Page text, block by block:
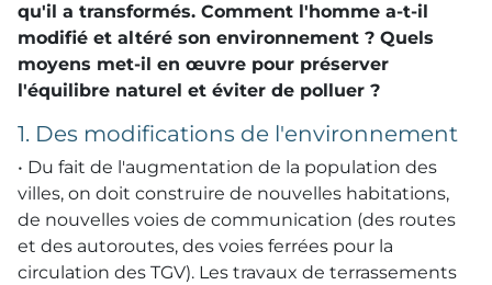
qu'il a transformés. Comment l'homme a-t-il
modifié et altéré son environnement ? Quels
moyens met-il en œuvre pour préserver
l'équilibre naturel et éviter de polluer ?
1. Des modifications de l'environnement
• Du fait de l'augmentation de la population des
villes, on doit construire de nouvelles habitations,
de nouvelles voies de communication (des routes
et des autoroutes, des voies ferrées pour la
circulation des TGV). Les travaux de terrassements